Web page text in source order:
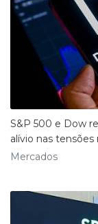
S&P 500 e Dow
alívio nas
Mercados